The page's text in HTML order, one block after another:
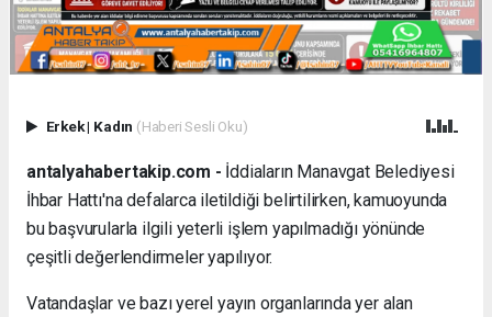
Erkek| Kadın (Haberi Sesli Oku)
antalyahabertakip.com - İddiaların Manavgat Belediyesi
İhbar Hattı'na defalarca iletildiği belirtilirken, kamuoyunda
bu başvurularla ilgili yeterli işlem yapılmadığı yönünde
çeşitli değerlendirmeler yapılıyor.
Vatandaşlar ve bazı yerel yayın organlarında yer alan